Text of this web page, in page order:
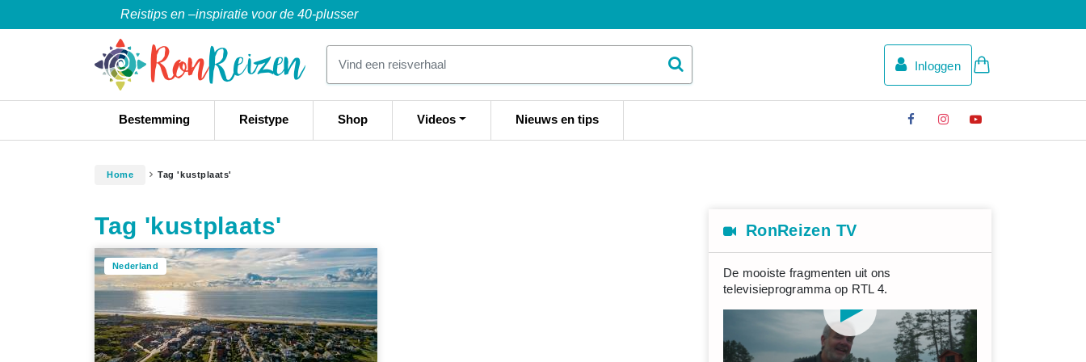
Reistips en –inspiratie voor de 40-plusser
Inloggen
Bestemming Reistype Shop Videos Nieuws en tips
Home Tag 'kustplaats'
Tag 'kustplaats'
Nederland
RonReizen TV
De mooiste fragmenten uit ons
televisieprogramma op RTL 4.